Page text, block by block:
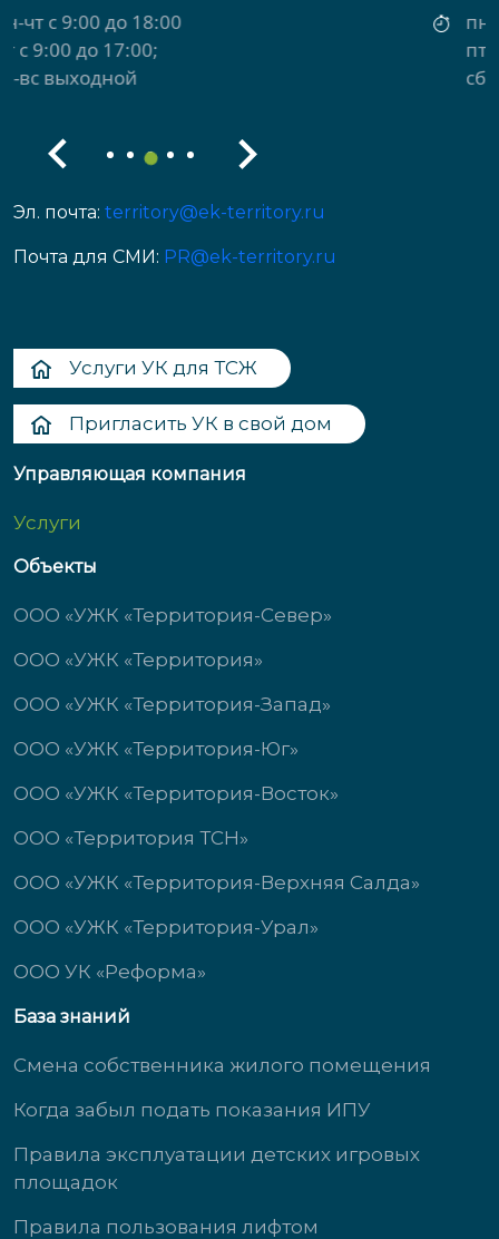
пн-чт с 9:00 до 18:00
пт с 9:00 до 17:00
сб-вс выходной
Эл. почта: territory@ek-territory.ru
Почта для СМИ: PR@ek-territory.ru
Услуги УК для ТСЖ
Пригласить УК в свой дом
Управляющая компания
Услуги
Объекты
ООО «УЖК «Территория-Север»
ООО «УЖК «Территория»
ООО «УЖК «Территория-Запад»
ООО «УЖК «Территория-Юг»
ООО «УЖК «Территория-Восток»
ООО «Территория ТСН»
ООО «УЖК «Территория-Верхняя Салда»
ООО «УЖК «Территория-Урал»
ООО УК «Реформа»
База знаний
Смена собственника жилого помещения
Когда забыл подать показания ИПУ
Правила эксплуатации детских игровых
площадок
Правила пользования лифтом